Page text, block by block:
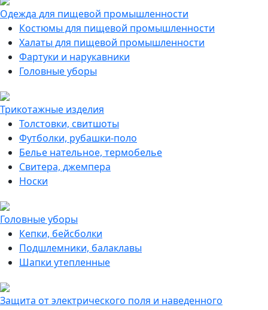
Одежда для пищевой промышленности
Костюмы для пищевой промышленности
Халаты для пищевой промышленности
Фартуки и нарукавники
Головные уборы
Трикотажные изделия
Толстовки, свитшоты
Футболки, рубашки-поло
Белье нательное, термобелье
Свитера, джемпера
Носки
Головные уборы
Кепки, бейсболки
Подшлемники, балаклавы
Шапки утепленные
Защита от электрического поля и наведенного